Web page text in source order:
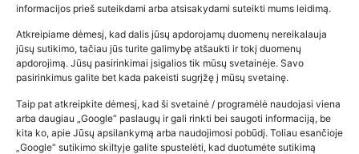
informacijos prieš suteikdami arba atsisakydami suteikti mums leidimą.
Atkreipiame dėmesį, kad dalis jūsų apdorojamų duomenų nereikalauja
jūsų sutikimo, tačiau jūs turite galimybę atšaukti ir tokį duomenų
apdorojimą. Jūsų pasirinkimai įsigalios tik mūsų svetainėje. Savo
pasirinkimus galite bet kada pakeisti sugrįžę į mūsų svetainę.
Taip pat atkreipkite dėmesį, kad ši svetainė / programėlė naudojasi viena
arba daugiau „Google“ paslaugų ir gali rinkti bei saugoti informaciją, be
kita ko, apie Jūsų apsilankymą arba naudojimosi pobūdį. Toliau esančioje
„Google“ sutikimo skiltyje galite spustelėti, kad duotumėte sutikimą
Populiariausios parduotuvės
kūdikių tyrelės –…
2026-02-22